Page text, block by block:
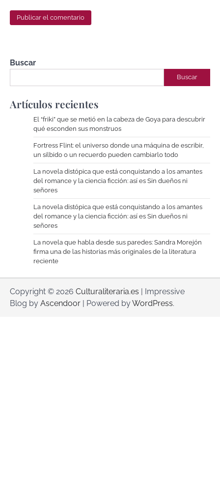
Buscar
Buscar
Artículos recientes
El “friki” que se metió en la cabeza de Goya para descubrir
qué esconden sus monstruos
Fortress Flint: el universo donde una máquina de escribir,
un silbido o un recuerdo pueden cambiarlo todo
La novela distópica que está conquistando a los amantes
del romance y la ciencia ficción: así es Sin dueños ni
señores
La novela distópica que está conquistando a los amantes
del romance y la ciencia ficción: así es Sin dueños ni
señores
La novela que habla desde sus paredes: Sandra Morejón
firma una de las historias más originales de la literatura
reciente
Copyright © 2026 Culturaliteraria.es | Impressive
Blog by Ascendoor | Powered byWordPress.